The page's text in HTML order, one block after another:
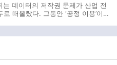
는 데이터의 저작권 문제가 산업 전
떠올랐다. 그동안 ‘공정 이용’이라
모두에게 시급한 판단을 요구한다.
과 달